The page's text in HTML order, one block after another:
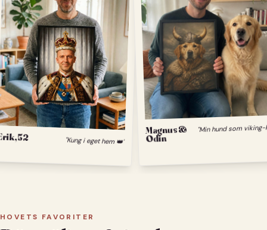
52 "Kung i eget hem 👑"
Magnus &
Odin
HOVETS FAVORITER